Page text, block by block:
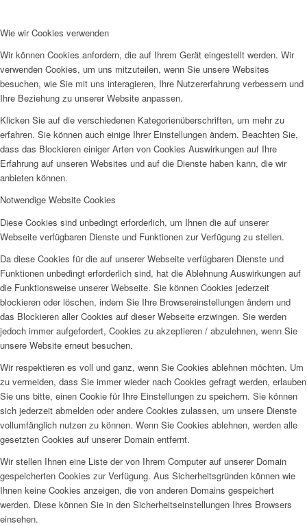
Wie wir Cookies verwenden
Wir können Cookies anfordern, die auf Ihrem Gerät eingestellt werden. Wir
verwenden Cookies, um uns mitzuteilen, wenn Sie unsere Websites
besuchen, wie Sie mit uns interagieren, Ihre Nutzererfahrung verbessern und
Ihre Beziehung zu unserer Website anpassen.
Klicken Sie auf die verschiedenen Kategorienüberschriften, um mehr zu
erfahren. Sie können auch einige Ihrer Einstellungen ändern. Beachten Sie,
dass das Blockieren einiger Arten von Cookies Auswirkungen auf Ihre
Erfahrung auf unseren Websites und auf die Dienste haben kann, die wir
anbieten können.
Notwendige Website Cookies
Diese Cookies sind unbedingt erforderlich, um Ihnen die auf unserer
Webseite verfügbaren Dienste und Funktionen zur Verfügung zu stellen.
Da diese Cookies für die auf unserer Webseite verfügbaren Dienste und
Funktionen unbedingt erforderlich sind, hat die Ablehnung Auswirkungen auf
die Funktionsweise unserer Webseite. Sie können Cookies jederzeit
blockieren oder löschen, indem Sie Ihre Browsereinstellungen ändern und
das Blockieren aller Cookies auf dieser Webseite erzwingen. Sie werden
jedoch immer aufgefordert, Cookies zu akzeptieren / abzulehnen, wenn Sie
unsere Website erneut besuchen.
Wir respektieren es voll und ganz, wenn Sie Cookies ablehnen möchten. Um
zu vermeiden, dass Sie immer wieder nach Cookies gefragt werden, erlauben
Sie uns bitte, einen Cookie für Ihre Einstellungen zu speichern. Sie können
sich jederzeit abmelden oder andere Cookies zulassen, um unsere Dienste
vollumfänglich nutzen zu können. Wenn Sie Cookies ablehnen, werden alle
gesetzten Cookies auf unserer Domain entfernt.
Wir stellen Ihnen eine Liste der von Ihrem Computer auf unserer Domain
gespeicherten Cookies zur Verfügung. Aus Sicherheitsgründen können wie
Ihnen keine Cookies anzeigen, die von anderen Domains gespeichert
werden. Diese können Sie in den Sicherheitseinstellungen Ihres Browsers
einsehen.